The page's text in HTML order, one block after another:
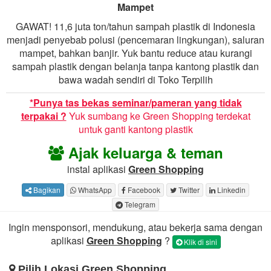
Mampet
GAWAT! 11,6 juta ton/tahun sampah plastik di Indonesia
menjadi penyebab polusi (pencemaran lingkungan), saluran
mampet, bahkan banjir. Yuk bantu reduce atau kurangi
sampah plastik dengan belanja tanpa kantong plastik dan
bawa wadah sendiri di Toko Terpilih
*Punya tas bekas seminar/pameran yang tidak
terpakai ? Yuk sumbang ke Green Shopping terdekat
untuk ganti kantong plastik
Ajak keluarga & teman
instal aplikasi Green Shopping
Bagikan WhatsApp Facebook Twitter
Linkedin
Telegram
Ingin mensponsori, mendukung, atau bekerja sama dengan
aplikasi Green Shopping ? Klik di sini